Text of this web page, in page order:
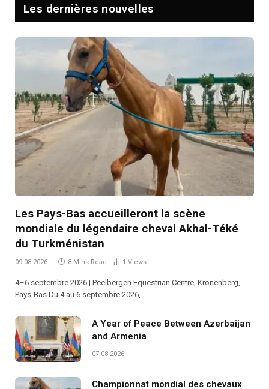
Les dernières nouvelles
Les Pays-Bas accueilleront la scène
mondiale du légendaire cheval Akhal-Téké
du Turkménistan
09.08.2026 8 Mins Read 1 Views
4–6 septembre 2026 | Peelbergen Equestrian Centre, Kronenberg,
Pays-Bas Du 4 au 6 septembre 2026,…
A Year of Peace Between Azerbaijan
and Armenia
07.08.2026
Championnat mondial des chevaux